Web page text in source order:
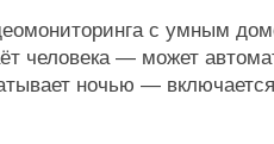
с умным
человека — может
ночью —